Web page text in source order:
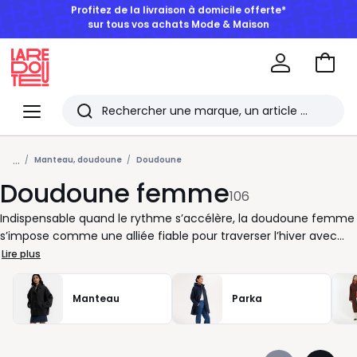
BONS PLANS | Jusqu'à -50% dès 2 articles*
Menu
Redoute
Rechercher
Les
derniers
articles
consultés
Aller
... Manteau, doudoune Doudoune
Doudoune femme106
Indispensable quand le rythme s’accélère, la doudoune femme
s’impose comme une alliée fiable pour traverser l’hiver avec
aisance. Chez La Redoute, nous sélectionnons des doudounes
pensées pour votre quotidien : faciles à enfiler, agréables à
porter, adaptées aux allers-retours entre maison, travail et
sorties improvisées. Vous cherchez une veste qui suit vos
mouvements sans contrainte ? Les coupes sont étudiées pour
Lire plus
Manteau Parka